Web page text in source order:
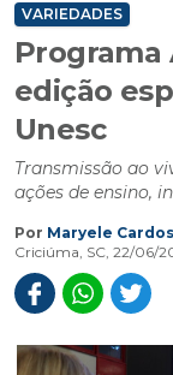
VARIEDADES
Programa
edição
Unesc
Transmissão ao
ações de ensino,
Por Maryele
Criciúma, SC, 22/06/